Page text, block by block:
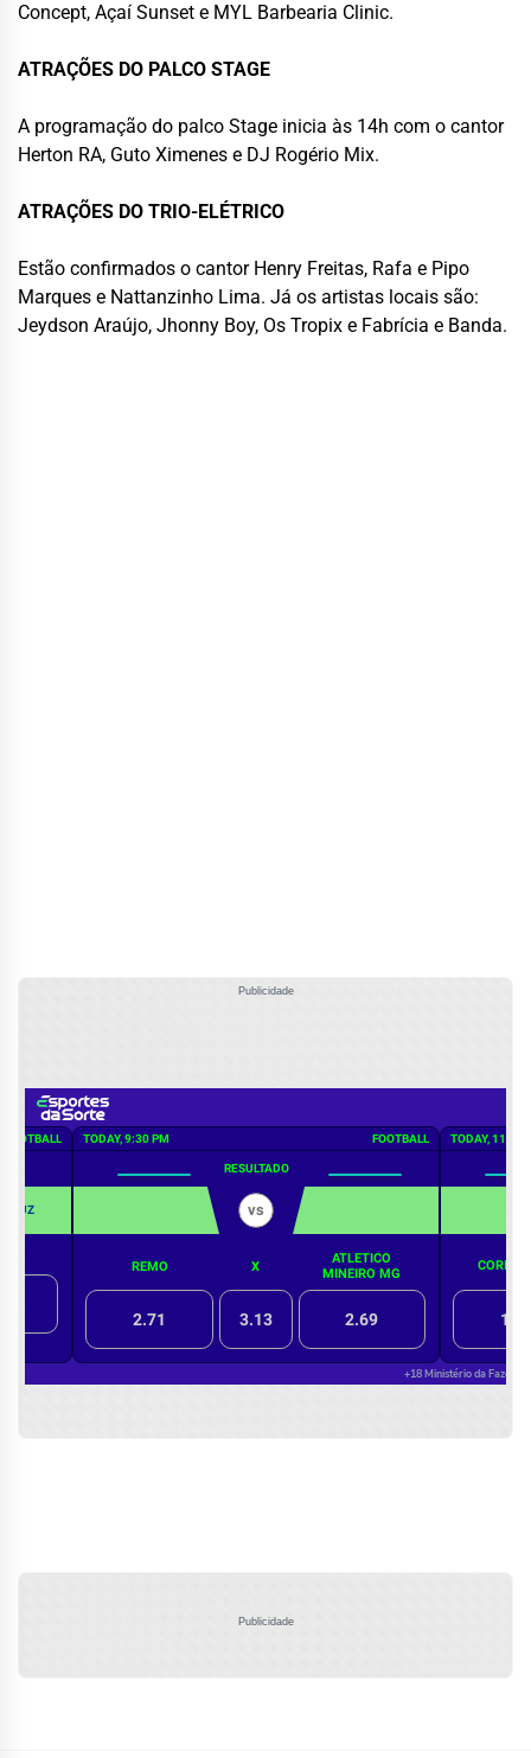
Concept, Açaí Sunset e MYL Barbearia Clinic.
ATRAÇÕES DO PALCO STAGE
A programação do palco Stage inicia às 14h com o cantor
Herton RA, Guto Ximenes e DJ Rogério Mix.
ATRAÇÕES DO TRIO-ELÉTRICO
Estão confirmados o cantor Henry Freitas, Rafa e Pipo
Marques e Nattanzinho Lima. Já os artistas locais são:
Jeydson Araújo, Jhonny Boy, Os Tropix e Fabrícia e Banda.
Publicidade
Publicidade